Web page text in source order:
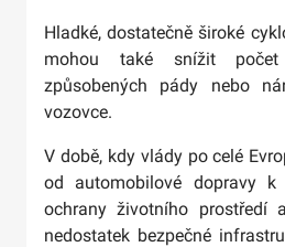
Hladké, dostatečně široké
mohou také snížit
způsobených pády nebo
vozovce.
V době, kdy vlády po celé
od automobilové dopravy
ochrany životního prostředí
nedostatek bezpečné